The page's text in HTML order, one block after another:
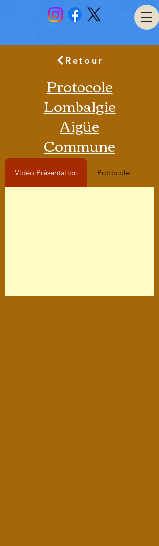
Retour
Protocole
Lombalgie
Aigüe
Commune
Vidéo Présentation Protocole